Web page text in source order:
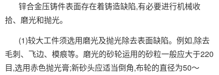
锌合金压铸件表面存在着铸造缺陷,有必要进行机械收
拾、磨光和抛光。
(1)较大工件须选用磨光及抛光除去表面缺陷。例如,除去
毛刺、飞边、模痕等。磨光的砂轮运用的砂粒一般应大于220
目,选用赤色抛光膏;新砂头应适当倒角,布轮的直径为50～